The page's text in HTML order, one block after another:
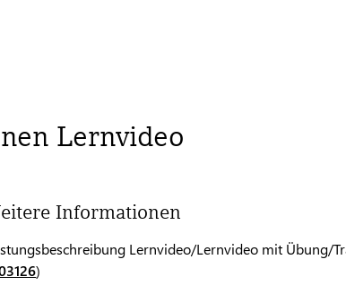
Lernvideo
Informationen
Lernvideo/Lernvideo mit Übung/
)